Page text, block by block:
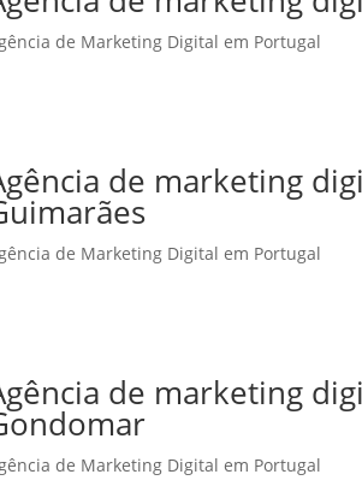
de Marketing Digital em Portugal
de marketing
de Marketing Digital em Portugal
de marketing
de Marketing Digital em Portugal